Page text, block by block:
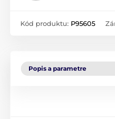
Kód produktu: P95605
Popis a parametre